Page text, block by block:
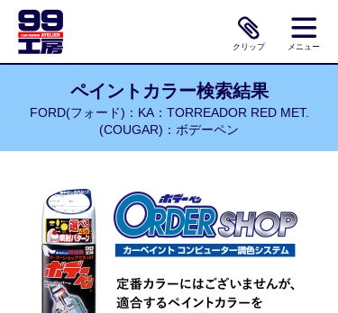
クリップ メニュー
ペイントカラー検索結果
FORD(フォード)：KA：TORREADOR RED MET.
(COUGAR)：ボデーペン